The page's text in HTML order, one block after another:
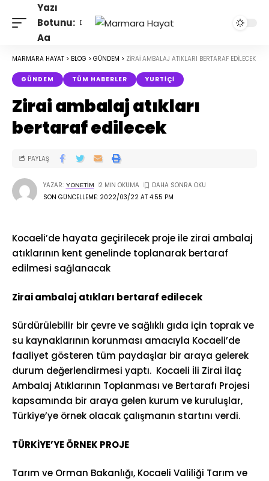
Yazı
Botunu:
Aa
MARMARA HAYAT > BLOG > GÜNDEM > ZIRAI AMBALAJ ATIKLARI BERTARAF EDILECEK
GÜNDEM TÜM HABERLER YURTIÇI
Zirai ambalaj atıkları
bertaraf edilecek
SON GÜNCELLEME: 2022/03/22 AT 4:55 PM
YAZAR: YONETIM 2 MIN OKUMA
PAYLAŞ
Kocaeli’de hayata geçirilecek proje ile zirai ambalaj
atıklarının kent genelinde toplanarak bertaraf
edilmesi sağlanacak
Zirai ambalaj atıkları bertaraf edilecek
Sürdürülebilir bir çevre ve sağlıklı gıda için toprak ve
su kaynaklarının korunması amacıyla Kocaeli’de
faaliyet gösteren tüm paydaşlar bir araya gelerek
durum değerlendirmesi yaptı. Kocaeli İli Zirai İlaç
Ambalaj Atıklarının Toplanması ve Bertarafı Projesi
kapsamında bir araya gelen kurum ve kuruluşlar,
Türkiye’ye örnek olacak çalışmanın startını verdi.
TÜRKİYE’YE ÖRNEK PROJE
Tarım ve Orman Bakanlığı, Kocaeli Valiliği Tarım ve